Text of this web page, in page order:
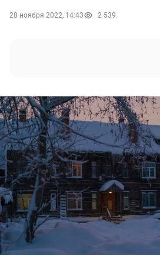
28 ноября 2022, 14:43 2 539